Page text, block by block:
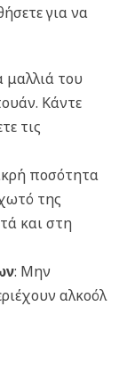
για να
μαλλιά του
Κάντε
τις
ποσότητα
της
και στη
: Μην
αλκοόλ